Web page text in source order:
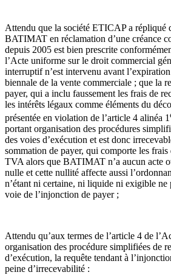
Attendu que la société ETICAP a répliqué
BATIMAT en réclamation d’une créance
depuis 2005 est bien prescrite
l’Acte uniforme sur le droit commercial
interruptif n’est intervenu avant
biennale de la vente commerciale ; que la
payer, qui a inclu faussement les frais de
les intérêts légaux comme éléments du
présentée en violation de l’article 4 alinéa 1
portant organisation des procédures
des voies d’exécution et est donc
sommation de payer, qui comporte les frais
TVA alors que BATIMAT n’a aucun acte
nulle et cette nullité affecte aussi
n’étant ni certaine, ni liquide ni exigible ne
voie de l’injonction de payer ;
Attendu qu’aux termes de l’article 4 de
organisation des procédure simplifiées de
d’exécution, la requête tendant à
peine d’irrecevabilité :